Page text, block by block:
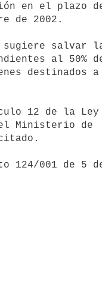
en el plazo
de 2002.
sugiere salvar
al 50%
destinados
12 de la Ley
Ministerio de
124/001 de 5